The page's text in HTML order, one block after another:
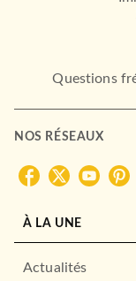
Questions
NOS RÉSEAUX
À LA UNE
Actualités